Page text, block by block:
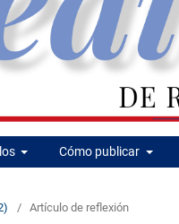
Cómo publicar
/ Artículo de reflexión